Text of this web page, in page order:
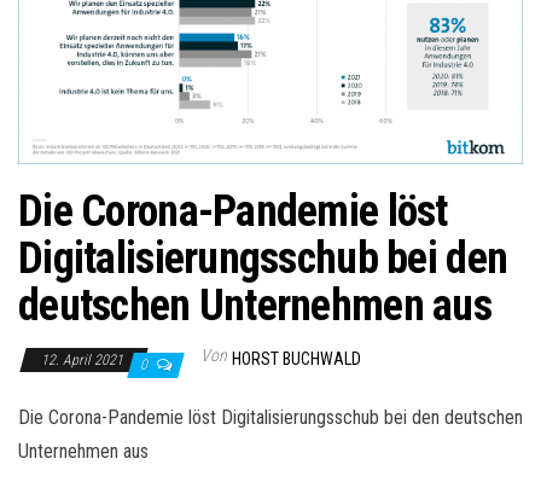
Die Corona-Pandemie löst
Digitalisierungsschub bei den
deutschen Unternehmen aus
12. April 2021 0 Von HORST BUCHWALD
Die Corona-Pandemie löst Digitalisierungsschub bei den deutschen
Unternehmen aus